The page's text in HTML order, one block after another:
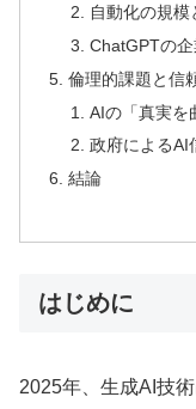
自動化の規
ChatGPTの
倫理的課題と信
AIの「真実を
政府によるAI
結論
はじめに
2025年、生成AI技